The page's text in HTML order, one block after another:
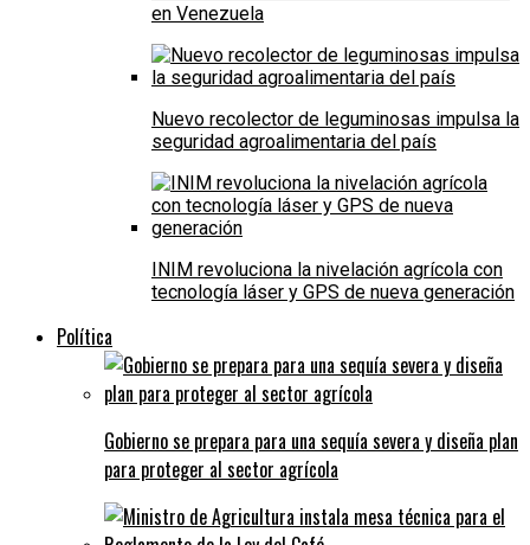
en Venezuela
Nuevo recolector de leguminosas impulsa la
seguridad agroalimentaria del país
INIM revoluciona la nivelación agrícola con
tecnología láser y GPS de nueva generación
Política
Gobierno se prepara para una sequía severa y diseña plan
para proteger al sector agrícola